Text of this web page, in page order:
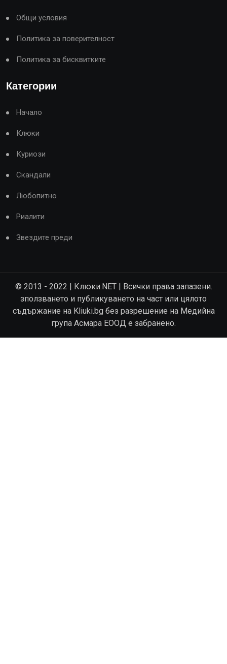
Общи условия
Политика за поверителност
Политика за бисквитките
Категории
Начало
Клюки
Куриози
Скандали
Любопитно
Риалити
Звездите преди
© 2013 - 2022 | Клюки.NET | Всички права запазени.
зползването и публикуването на част или цялото
съдържание на Kliuki.bg без разрешение на Медийна
група Асмара ЕООД е забранено.